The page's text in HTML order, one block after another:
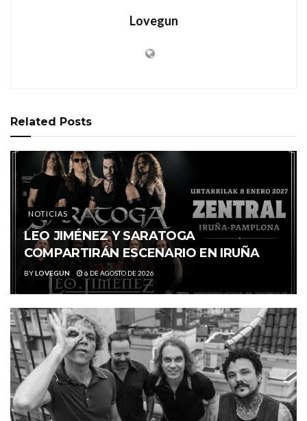
Lovegun
Related Posts
NOTICIAS
LEO JIMÉNEZ Y SARATOGA
COMPARTIRÁN ESCENARIO EN IRUÑA
BYLOVEGUN 6 DE AGOSTO DE 2026